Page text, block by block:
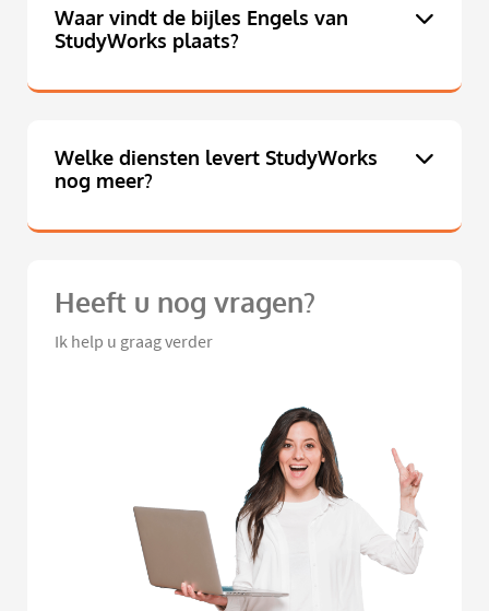
Waar vindt de bijles Engels van
StudyWorks plaats?
Welke diensten levert StudyWorks
nog meer?
Heeft u nog vragen?
Ik help u graag verder